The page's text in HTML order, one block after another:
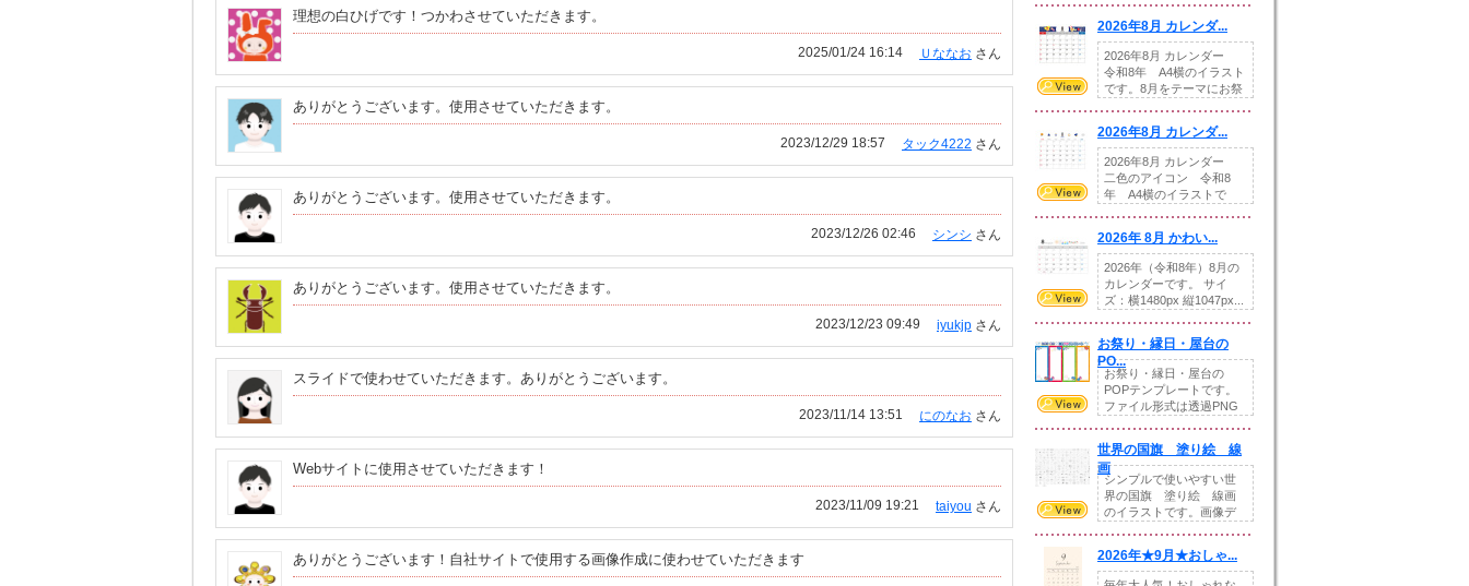
理想の白ひげです！つかわさせていただきます。
Ｕななお さん
2025/01/24 16:14
ありがとうございます。使用させていただきます。
タック4222 さん
2023/12/29 18:57
ありがとうございます。使用させていただきます。
シンシ さん
2023/12/26 02:46
ありがとうございます。使用させていただきます。
iyukjp さん
2023/12/23 09:49
スライドで使わせていただきます。ありがとうございます。
にのなお さん
2023/11/14 13:51
Webサイトに使用させていただきます！
taiyou さん
2023/11/09 19:21
ありがとうございます！自社サイトで使用する画像作成に使わせていただきます
2026年8月 カレンダ...
2026年8月 カレンダー
令和8年 A4横のイラスト
です。8月をテーマにお祭
2026年8月 カレンダ...
2026年8月 カレンダー
二色のアイコン 令和8
年 A4横のイラストで
2026年 8月 かわい...
2026年（令和8年）8月の
カレンダーです。 サイ
ズ：横1480px 縦1047px...
お祭り・縁日・屋台の
PO...
お祭り・縁日・屋台の
POPテンプレートです。
ファイル形式は透過PNG
世界の国旗 塗り絵 線
画
シンプルで使いやすい世
界の国旗 塗り絵 線画
のイラストです。画像デ
2026年★9月★おしゃ...